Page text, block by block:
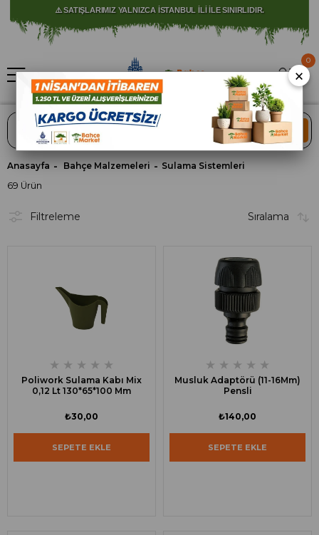
🚀 1250 TL ÜZERİ ALIŞVERİŞLERDE KARGO ÜCRETSİZ!
ARA
0
Anasayfa Bahçe Malzemeleri
Sulama Sistemleri
69 Ürün
Filtreleme Sıralama
★ ★ ★ ★ ★
Poliwork Sulama Kabı Mix
0,12 Lt 130*65*100 Mm
₺30,00
SEPETE EKLE
★ ★ ★ ★ ★
Musluk Adaptörü (11-16Mm)
Pensli
₺140,00
SEPETE EKLE
×